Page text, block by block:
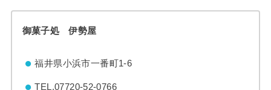
御菓子処 伊勢屋
福井県小浜市一番町1-6
TEL.07720-52-0766